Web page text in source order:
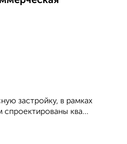
застройку, в рамках
ква...